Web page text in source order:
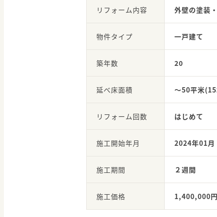
リフォーム内容 外壁の塗装
物件タイプ 一戸建て
築年数 20
延べ床面積 ～50平米
リフォーム回数 はじめて
施工開始年月 2024年01月
施工期間 ２週間
施工価格 1,400,000円